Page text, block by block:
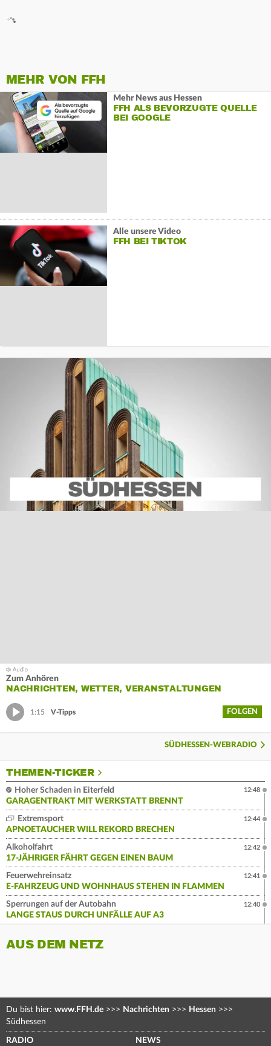
MEHR VON FFH
Mehr News aus Hessen
FFH ALS BEVORZUGTE QUELLE
BEI GOOGLE
Alle unsere Video
FFH BEI TIKTOK
Zum Anhören
NACHRICHTEN, WETTER, VERANSTALTUNGEN
1:15 V-Tipps FOLGEN
SÜDHESSEN-WEBRADIO
THEMEN-TICKER
Hoher Schaden in Eiterfeld
GARAGENTRAKT MIT WERKSTATT BRENNT
12:48
Extremsport
APNOETAUCHER WILL REKORD BRECHEN
12:44
Alkoholfahrt
17-JÄHRIGER FÄHRT GEGEN EINEN BAUM
12:42
Feuerwehreinsatz
E-FAHRZEUG UND WOHNHAUS STEHEN IN FLAMMEN
12:41
Sperrungen auf der Autobahn
LANGE STAUS DURCH UNFÄLLE AUF A3
12:40
AUS DEM NETZ
Du bist hier: www.FFH.de >>> Nachrichten >>> Hessen >>>
Südhessen
RADIO NEWS